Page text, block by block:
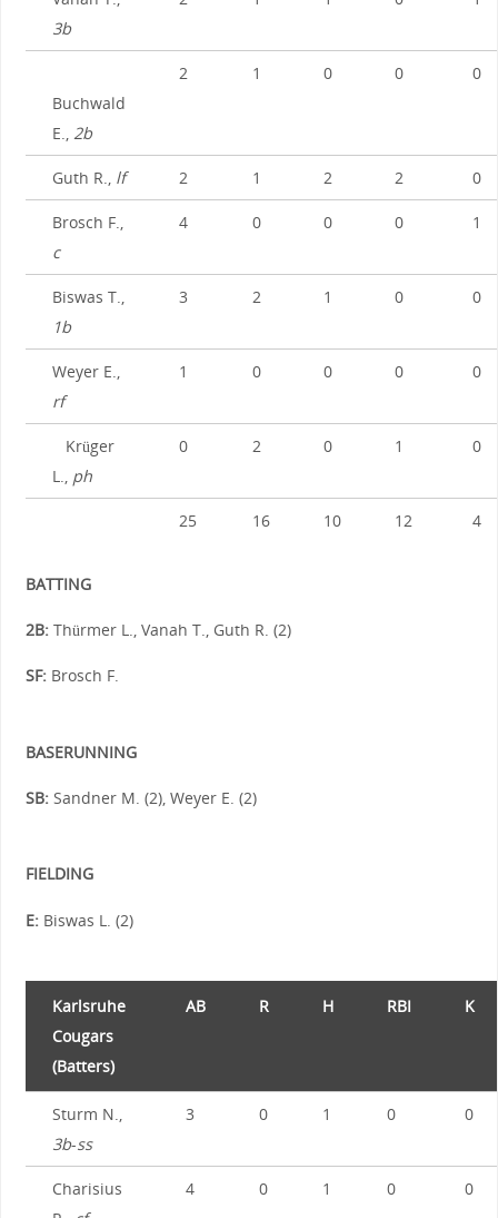
3b
Buchwald
E., 2b
2 1 0 0 0
Guth R., lf 2 1 2 2 0
Brosch F.,
c
4 0 0 0 1
Biswas T.,
1b
3 2 1 0 0
Weyer E.,
rf
1 0 0 0 0
Krüger
L., ph
0 2 0 1 0
25 16 10 12 4
BATTING
2B:Thürmer L., Vanah T., Guth R. (2)
SF:Brosch F.
BASERUNNING
SB:Sandner M. (2), Weyer E. (2)
FIELDING
E:Biswas L. (2)
Karlsruhe
Cougars
(Batters)
AB R H RBI K
Sturm N.,
3b-ss
3 0 1 0 0
Charisius
4 0 1 0 0